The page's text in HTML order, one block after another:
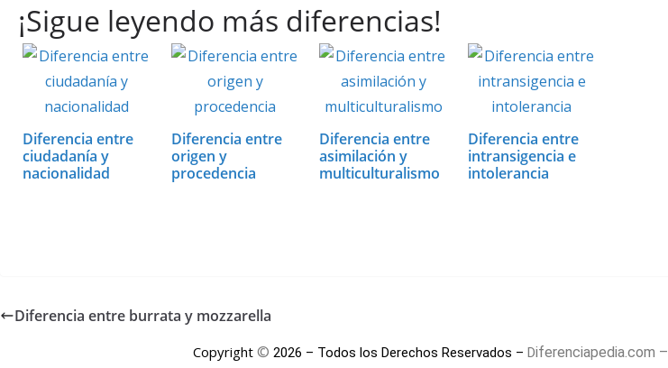
at
s
A
p
p
e
b
o
o
k
er
e
st
itt
er
k
e
dI
n
ai
l
m
p
ti
r
¡Sigue leyendo más diferencias!
Diferencia entre
ciudadanía y
nacionalidad
Diferencia entre
origen y
procedencia
Diferencia entre
asimilación y
multiculturalismo
Diferencia entre
intransigencia e
intolerancia
Diferencia entre burrata y mozzarella
Copyright © 2026 – Todos los Derechos Reservados – Diferenciapedia.com –